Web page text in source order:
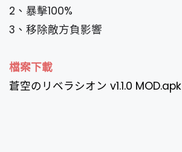
2、暴擊100%
3、移除敵方負影響
檔案下載
蒼空のリベラシオン v1.1.0 MOD.apk